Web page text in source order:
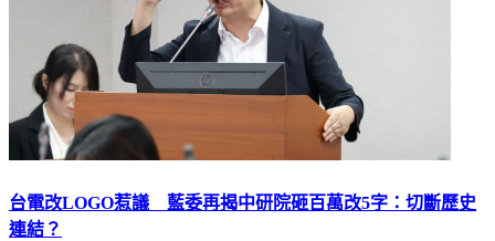
台電改LOGO惹議 藍委再揭中研院砸百萬改5字：切斷歷史
連結？